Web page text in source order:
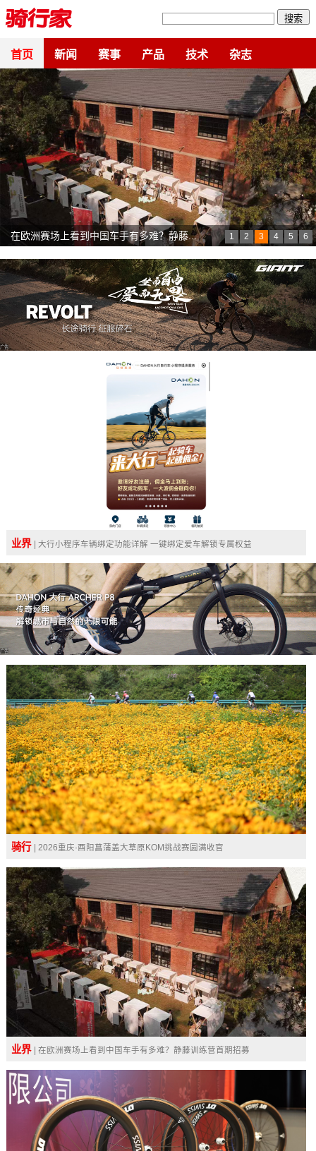
搜索
首页 新闻 赛事 产品 技术 杂志
Polished to Perfection DT Swiss发...
悲观者永远正确乐观者永远前行 在丽江...
中国安踏mentech洲际队个人总成绩亚军&...
1 2 3 4 5 6
广告
业界 | 大行小程序车辆绑定功能详解 一键绑定爱车解锁专属权益
广告
骑行 | 2026重庆·酉阳菖蒲盖大草原KOM挑战赛圆满收官
业界 | 在欧洲赛场上看到中国车手有多难？静藤训练营首期招募